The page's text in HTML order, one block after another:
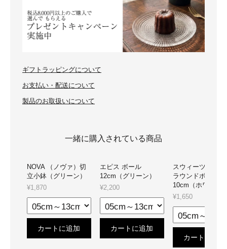
ギフトラッピングについて
お支払い・配送について
製品のお取扱いについて
一緒に購入されている商品
NOVA （ノヴァ）切
立小鉢（グリーン）
¥1,870
カートに追加
エピス ボール
12cm（グリーン）
¥2,200
カートに追加
スウィーツパレッ
ラウンドボール
10cm（ホワイト
¥1,650
カートに追加